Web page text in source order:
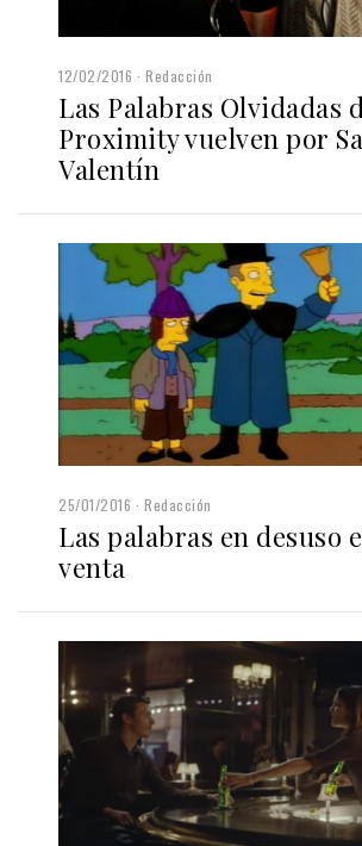
12/02/2016 Redacción
Las Palabras Olvidadas
Proximity vuelven por
Valentín
25/01/2016 Redacción
Las palabras en desuso
venta